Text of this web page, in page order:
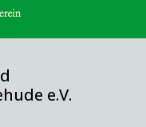
e.V.